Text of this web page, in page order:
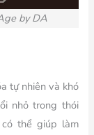
by DA
tự nhiên và khó
nhỏ trong thói
thể giúp làm